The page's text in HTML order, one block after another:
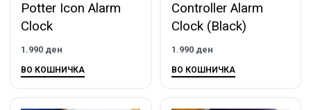
Potter Icon Alarm
Clock
1.990 ден
ВО КОШНИЧКА
Controller Alarm
Clock (Black)
1.990 ден
ВО КОШНИЧКА